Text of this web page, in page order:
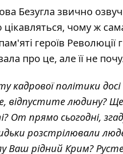
Безугла звично
чому ж
героїв Революції
про це, але її не
кадрової політики
відпустите людину?
От прямо сьогодні,
розстрілювали
Ваш рідний Крим?